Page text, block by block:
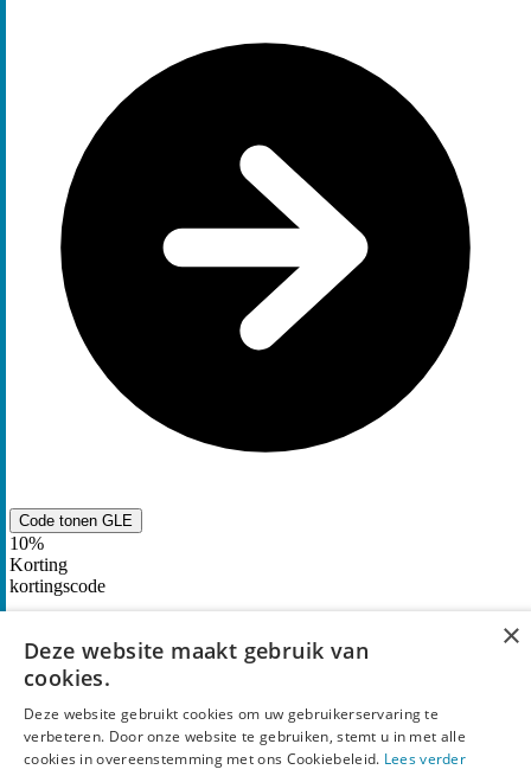
Code tonen GLE
10%
Korting
kortingscode
nieuwsbrief
×
Deze website maakt gebruik van
cookies.
Deze website gebruikt cookies om uw gebruikerservaring te
verbeteren. Door onze website te gebruiken, stemt u in met alle
cookies in overeenstemming met ons Cookiebeleid. Lees verder